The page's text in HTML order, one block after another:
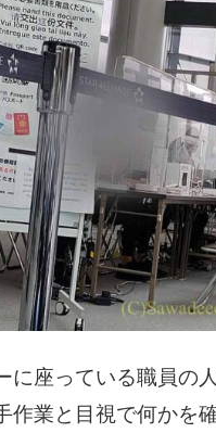
に座っている職員の
作業と目視で何かを